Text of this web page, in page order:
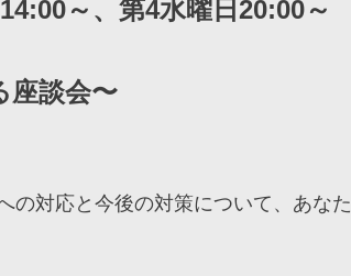
～、第4水曜日20:00～
座談会〜
の対応と今後の対策について、あなた